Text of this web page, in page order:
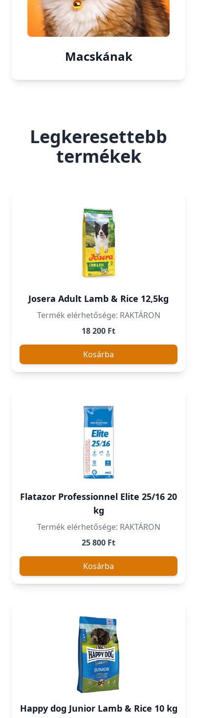
Macskának
Legkeresettebb
termékek
Josera Adult Lamb & Rice 12,5kg
Termék elérhetősége: RAKTÁRON
18 200 Ft
Kosárba
Flatazor Professionnel Elite 25/16 20
kg
Termék elérhetősége: RAKTÁRON
25 800 Ft
Kosárba
Happy dog Junior Lamb & Rice 10 kg